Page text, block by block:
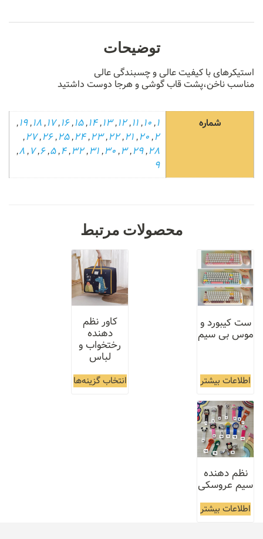
توضیحات
استیکرهای با کیفیت عالی و چسبندگی عالی
مناسب ناخن،پشت قاب گوشی و هرجا دوست داشتید
شماره 1
,
10
,
11
,
12
,
13
,
14
,
15
,
16
,
17
,
18
,
19
,
2
,
20
,
21
,
22
,
23
,
24
,
25
,
26
,
27
,
28
,
29
,
3
,
30
,
31
,
32
,
4
,
5
,
6
,
7
,
8
,
9
محصولات مرتبط
ست کیبورد و
موس بی سیم
اطلاعات بیشتر
کاور نظم
دهنده
رختخواب و
لباس
انتخاب گزینه‌ها
نظم دهنده
سیم عروسکی
اطلاعات بیشتر